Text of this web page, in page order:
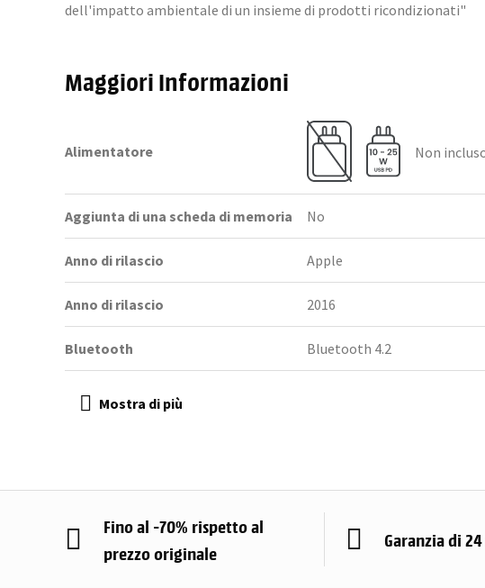
dell'impatto ambientale di un insieme di prodotti ricondizionati"
Maggiori Informazioni
Alimentatore Non
Aggiunta di una scheda di memoria No
Anno di rilascio Apple
Anno di rilascio 2016
Bluetooth Bluetooth 4.2
Fino al -70% rispetto al
prezzo originale
Garanzia di